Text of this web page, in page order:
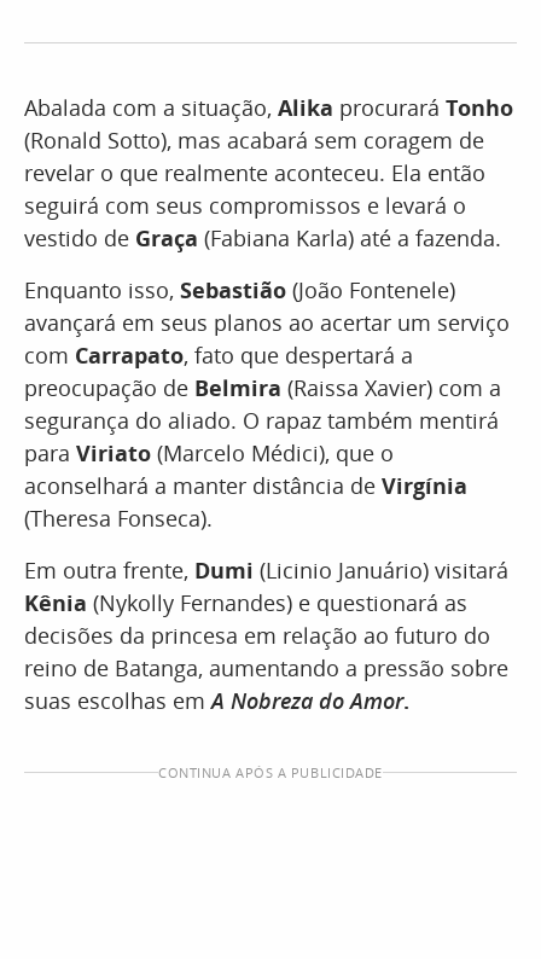
Abalada com a situação, Alika procurará Tonho
(Ronald Sotto), mas acabará sem coragem de
revelar o que realmente aconteceu. Ela então
seguirá com seus compromissos e levará o
vestido de Graça (Fabiana Karla) até a fazenda.
Enquanto isso, Sebastião (João Fontenele)
avançará em seus planos ao acertar um serviço
com Carrapato, fato que despertará a
preocupação de Belmira (Raissa Xavier) com a
segurança do aliado. O rapaz também mentirá
para Viriato (Marcelo Médici), que o
aconselhará a manter distância de Virgínia
(Theresa Fonseca).
Em outra frente, Dumi (Licinio Januário) visitará
Kênia (Nykolly Fernandes) e questionará as
decisões da princesa em relação ao futuro do
reino de Batanga, aumentando a pressão sobre
suas escolhas emA Nobreza do Amor.
CONTINUA APÓS A PUBLICIDADE